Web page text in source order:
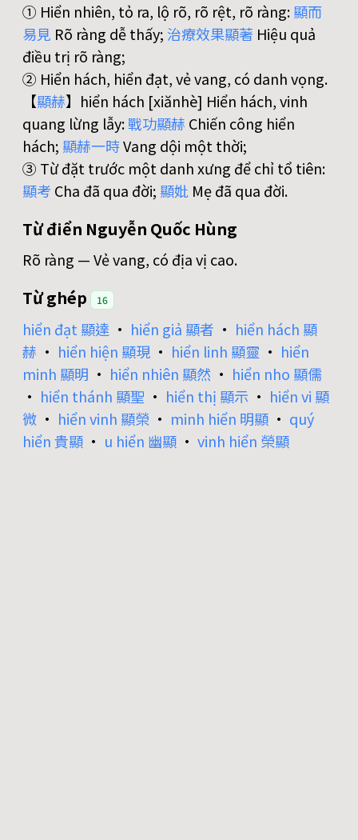
① Hiển nhiên, tỏ ra, lộ rõ, rõ rệt, rõ ràng:顯而
易見 Rõ ràng dễ thấy; 治療效果顯著 Hiệu quả
điều trị rõ ràng;
② Hiển hách, hiển đạt, vẻ vang, có danh vọng.
【顯赫】hiển hách [xiănhè] Hiển hách, vinh
quang lừng lẫy:戰功顯赫 Chiến công hiển
hách; 顯赫一時Vang dội một thời;
③ Từ đặt trước một danh xưng để chỉ tổ tiên:
顯考 Cha đã qua đời; 顯妣 Mẹ đã qua đời.
Từ điển Nguyễn Quốc Hùng
Rõ ràng — Vẻ vang, có địa vị cao.
Từ ghép 16
hiển đạt 顯達 • hiển giả 顯者 • hiển hách 顯
赫 • hiển hiện 顯現 • hiển linh 顯靈 • hiển
minh 顯明 • hiển nhiên 顯然 • hiển nho 顯儒
• hiển thánh 顯聖 • hiển thị 顯示 • hiển vi 顯
微 • hiển vinh 顯榮 • minh hiển 明顯 • quý
hiển 貴顯 • u hiển 幽顯 • vinh hiển 榮顯